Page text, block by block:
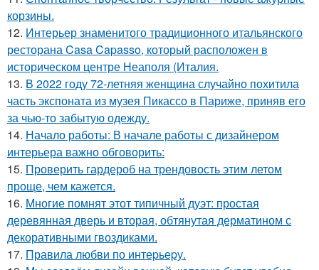
корзины.
12. Интерьер знаменитого традиционного итальянского
ресторана Casa Capasso, который расположен в
историческом центре Неаполя (Италия.
13. В 2022 году 72-летняя женщина случайно похитила
часть экспоната из музея Пикассо в Париже, приняв его
за чью-то забытую одежду.
14. Начало работы: В начале работы с дизайнером
интерьера важно обговорить:
15. Проверить гардероб на трендовость этим летом
проще, чем кажется.
16. Многие помнят этот типичный дуэт: простая
деревянная дверь и вторая, обтянутая дерматином с
декоративными гвоздиками.
17. Правила любви по интеpьеpу.